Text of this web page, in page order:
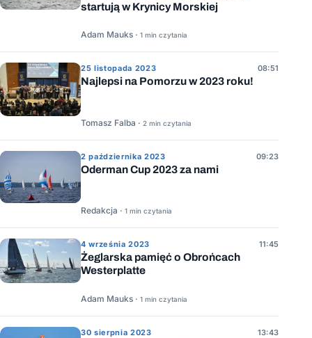
startują w Krynicy Morskiej
Adam Mauks · 1 min czytania
25 listopada 2023 08:51
Najlepsi na Pomorzu w 2023 roku!
Tomasz Falba · 2 min czytania
2 października 2023 09:23
Oderman Cup 2023 za nami
Redakcja · 1 min czytania
4 września 2023 11:45
Żeglarska pamięć o Obrońcach
Westerplatte
Adam Mauks · 1 min czytania
30 sierpnia 2023 13:43